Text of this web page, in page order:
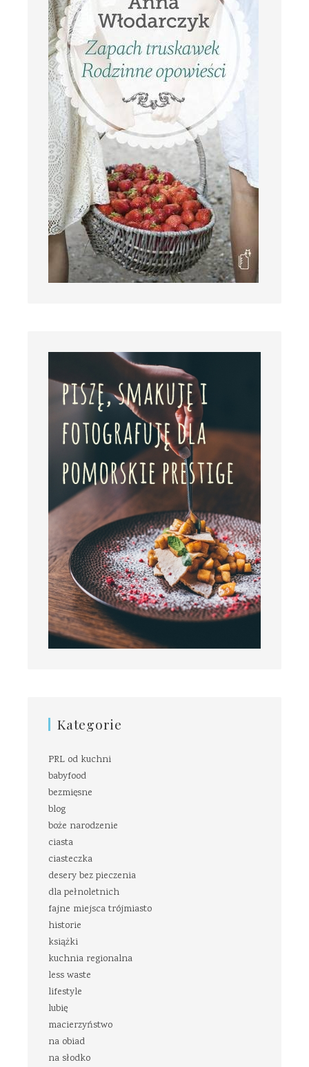
Kategorie
PRL od kuchni
babyfood
bezmięsne
blog
boże narodzenie
ciasta
ciasteczka
desery bez pieczenia
dla pełnoletnich
fajne miejsca trójmiasto
historie
książki
kuchnia regionalna
less waste
lifestyle
lubię
macierzyństwo
na obiad
na słodko